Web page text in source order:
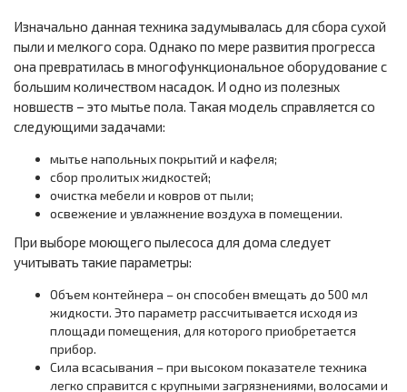
Изначально данная техника задумывалась для сбора сухой
пыли и мелкого сора. Однако по мере развития прогресса
она превратилась в многофункциональное оборудование с
большим количеством насадок. И одно из полезных
новшеств – это мытье пола. Такая модель справляется со
следующими задачами:
мытье напольных покрытий и кафеля;
сбор пролитых жидкостей;
очистка мебели и ковров от пыли;
освежение и увлажнение воздуха в помещении.
При выборе моющего пылесоса для дома следует
учитывать такие параметры:
Объем контейнера – он способен вмещать до 500 мл
жидкости. Это параметр рассчитывается исходя из
площади помещения, для которого приобретается
прибор.
Сила всасывания – при высоком показателе техника
легко справится с крупными загрязнениями, волосами и